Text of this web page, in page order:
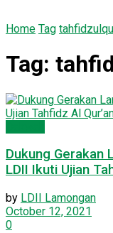
Home Tag
Tag:
Dukung Gerakan
LDII Ikuti Ujian
by LDII Lamongan
October 12, 2021
0